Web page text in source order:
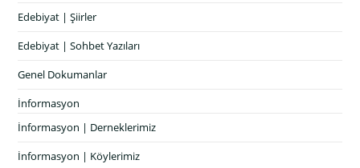
Edebiyat | Şiirler
Edebiyat | Sohbet Yazıları
Genel Dokumanlar
İnformasyon
İnformasyon | Derneklerimiz
İnformasyon | Köylerimiz